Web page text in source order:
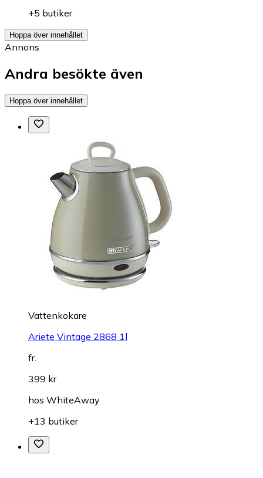
+5 butiker
Hoppa över innehållet
Annons
Andra besökte även
Hoppa över innehållet
Vattenkokare
Ariete Vintage 2868 1l
fr.
399 kr
hos WhiteAway
+13 butiker